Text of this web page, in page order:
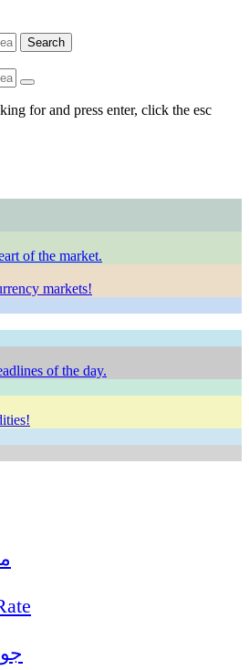
Search
for and press enter, click the esc
of the market.
markets!
of the day.